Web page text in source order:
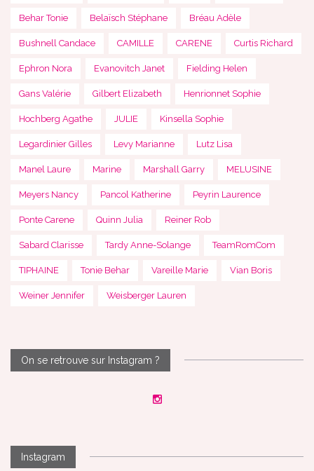
Behar Tonie Belaïsch Stéphane Bréau Adèle
Bushnell Candace CAMILLE CARENE Curtis Richard
Ephron Nora Evanovitch Janet Fielding Helen
Gans Valérie Gilbert Elizabeth Henrionnet Sophie
Hochberg Agathe JULIE Kinsella Sophie
Legardinier Gilles Levy Marianne Lutz Lisa
Manel Laure Marine Marshall Garry MELUSINE
Meyers Nancy Pancol Katherine Peyrin Laurence
Ponte Carene Quinn Julia Reiner Rob
Sabard Clarisse Tardy Anne-Solange TeamRomCom
TIPHAINE Tonie Behar Vareille Marie Vian Boris
Weiner Jennifer Weisberger Lauren
On se retrouve sur Instagram ?
Instagram